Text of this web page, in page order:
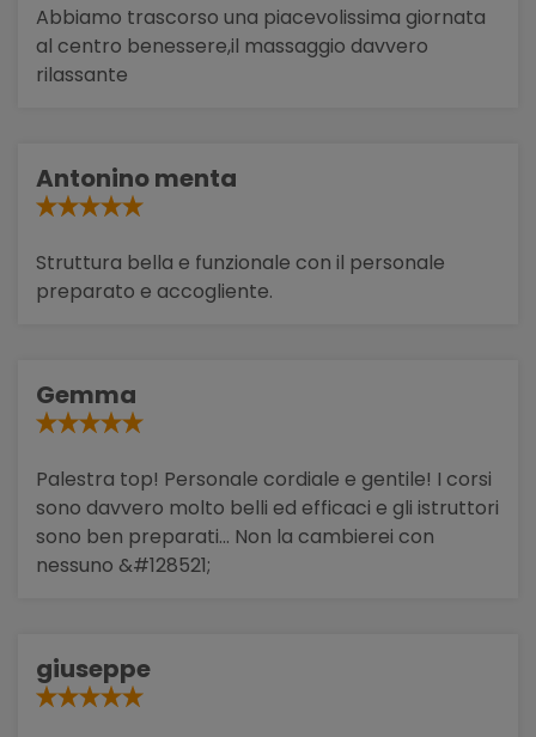
Abbiamo trascorso una piacevolissima giornata
al centro benessere,il massaggio davvero
rilassante
Antonino menta
Struttura bella e funzionale con il personale
preparato e accogliente.
Gemma
Palestra top! Personale cordiale e gentile! I corsi
sono davvero molto belli ed efficaci e gli istruttori
sono ben preparati... Non la cambierei con
nessuno &#128521;
giuseppe